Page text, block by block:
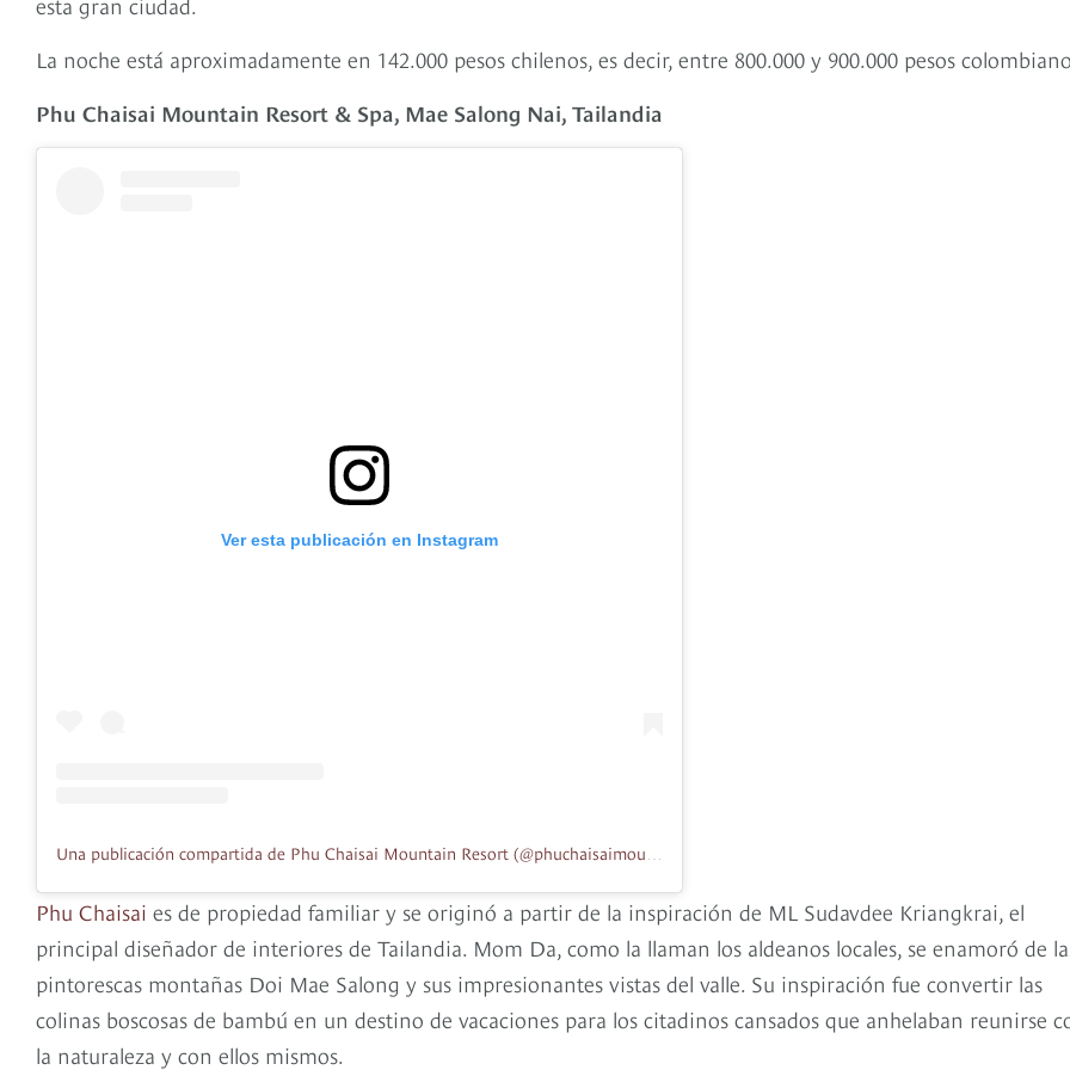
La noche está aproximadamente en 142.000 pesos chilenos, es decir, entre 800.000 y 900.000 pesos
Phu Chaisai Mountain Resort & Spa, Mae Salong Nai, Tailandia
Ver esta publicación en Instagram
Una publicación compartida de Phu Chaisai Mountain Resort (@phuchaisaimountainresort)
Phu Chaisai es de propiedad familiar y se originó a partir de la inspiración de ML Sudavdee Kriangkrai, el
principal diseñador de interiores de Tailandia. Mom Da, como la llaman los aldeanos locales, se enamoró de
pintorescas montañas Doi Mae Salong y sus impresionantes vistas del valle. Su inspiración fue convertir las
colinas boscosas de bambú en un destino de vacaciones para los citadinos cansados que anhelaban reunirse
la naturaleza y con ellos mismos.